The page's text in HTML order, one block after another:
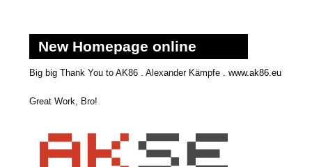
New Homepage online
Big big Thank You to AK86 . Alexander Kämpfe .www.ak86.eu
Great Work, Bro!